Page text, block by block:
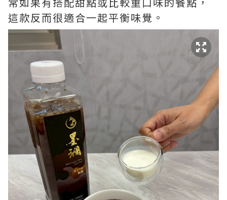
這款反而很適合一起平衡味覺。